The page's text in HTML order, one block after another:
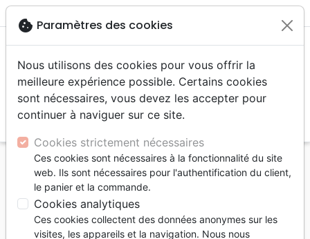
menu
Accueil Livres Edification
Croissance spirituelle
Et si je ne désire pas Dieu ? - Le combat pour la
joie
Et si je ne désire pas Dieu ?
cookie Paramètres des cookies
Nous utilisons des cookies pour vous offrir la
meilleure expérience possible. Certains cookies
sont nécessaires, vous devez les accepter pour
continuer à naviguer sur ce site.
Cookies strictement nécessaires
Ces cookies sont nécessaires à la fonctionnalité du site
web. Ils sont nécessaires pour l'authentification du client,
le panier et la commande.
Cookies analytiques
Ces cookies collectent des données anonymes sur les
visites, les appareils et la navigation. Nous nous